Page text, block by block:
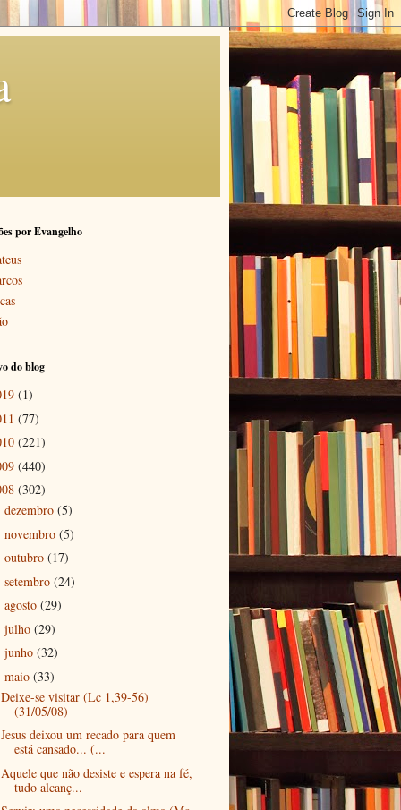
por Evangelho
do blog
(1)
(77)
(221)
(440)
(302)
dezembro (5)
novembro (5)
outubro (17)
setembro (24)
agosto (29)
julho (29)
junho (32)
maio (33)
Deixe-se visitar (Lc 1,39-56)
(31/05/08)
Jesus deixou um recado para quem
está cansado... (...
Aquele que não desiste e espera na fé,
tudo alcanç...